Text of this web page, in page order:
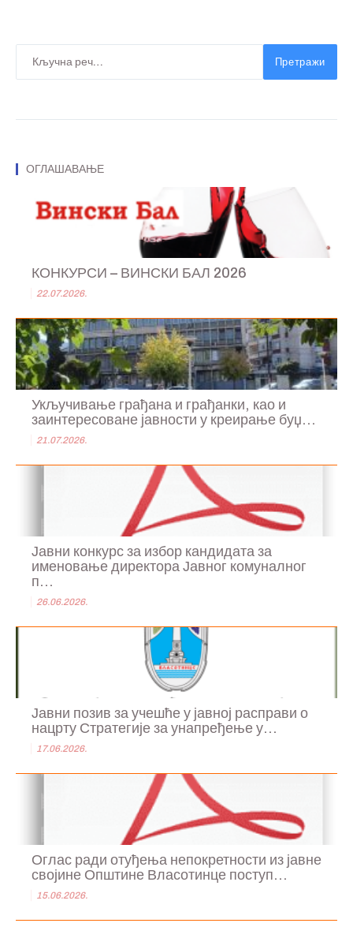
Претражи
ОГЛАШАВАЊЕ
КОНКУРСИ – ВИНСКИ БАЛ 2026
22.07.2026.
Укључивање грађана и грађанки, као и
заинтересоване јавности у креирање буџ...
21.07.2026.
Јавни конкурс за избор кандидата за
именовање директора Јавног комуналног
п...
26.06.2026.
Јавни позив за учешће у јавној расправи о
нацрту Стратегије за унапређење у...
17.06.2026.
Оглас ради отуђења непокретности из јавне
својине Општине Власотинце поступ...
15.06.2026.